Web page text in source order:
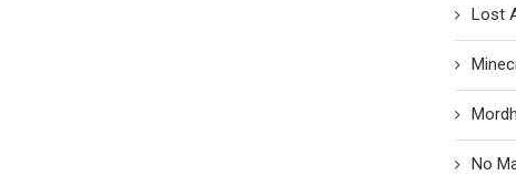
Lost
No